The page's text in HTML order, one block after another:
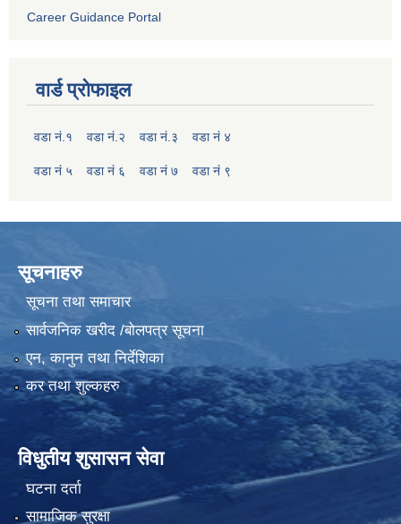
Career Guidance Portal
वार्ड प्रोफाइल
वडा नं.१ वडा नं.२ वडा नं.३ वडा नं ४
वडा नं ५ वडा नं ६ वडा नं ७ वडा नं ९
सूचनाहरु
सूचना तथा समाचार
सार्वजनिक खरीद /बोलपत्र सूचना
एन, कानुन तथा निर्देशिका
कर तथा शुल्कहरु
विधुतीय शुसासन सेवा
घटना दर्ता
सामाजिक सुरक्षा